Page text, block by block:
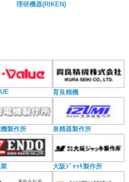
理研機器(RIKEN)
育良精機
製作所 泉精器製作所
大阪ｼﾞｬｯｷ製作所